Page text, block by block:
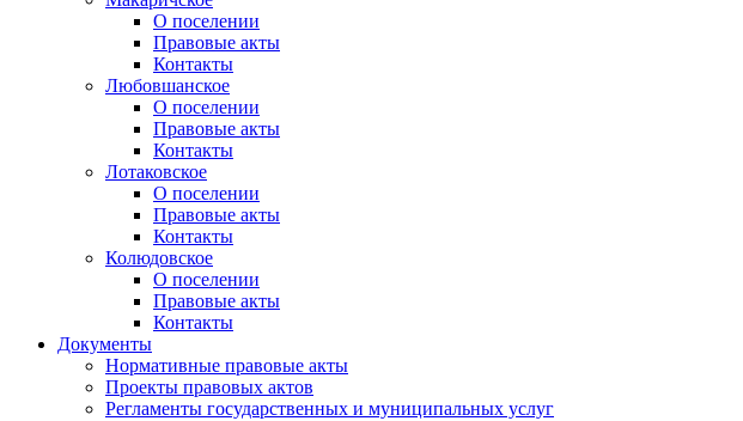
О поселении
Правовые акты
Контакты
Любовшанское
О поселении
Правовые акты
Контакты
Лотаковское
О поселении
Правовые акты
Контакты
Колюдовское
О поселении
Правовые акты
Контакты
Документы
Нормативные правовые акты
Проекты правовых актов
Регламенты государственных и муниципальных услуг